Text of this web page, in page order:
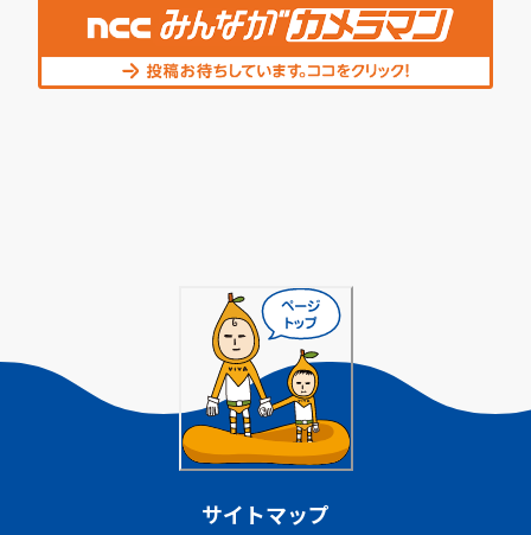
サイトマップ